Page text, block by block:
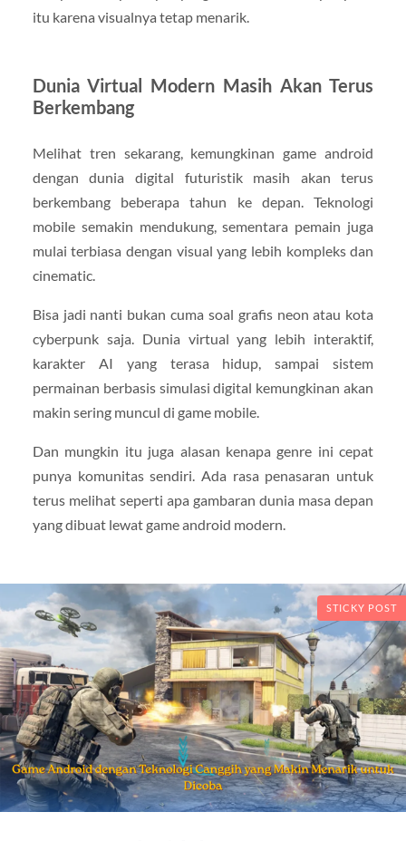
itu karena visualnya tetap menarik.
Dunia Virtual Modern Masih Akan Terus
Berkembang
Melihat tren sekarang, kemungkinan game android
dengan dunia digital futuristik masih akan terus
berkembang beberapa tahun ke depan. Teknologi
mobile semakin mendukung, sementara pemain juga
mulai terbiasa dengan visual yang lebih kompleks dan
cinematic.
Bisa jadi nanti bukan cuma soal grafis neon atau kota
cyberpunk saja. Dunia virtual yang lebih interaktif,
karakter AI yang terasa hidup, sampai sistem
permainan berbasis simulasi digital kemungkinan akan
makin sering muncul di game mobile.
Dan mungkin itu juga alasan kenapa genre ini cepat
punya komunitas sendiri. Ada rasa penasaran untuk
terus melihat seperti apa gambaran dunia masa depan
yang dibuat lewat game android modern.
STICKY POST